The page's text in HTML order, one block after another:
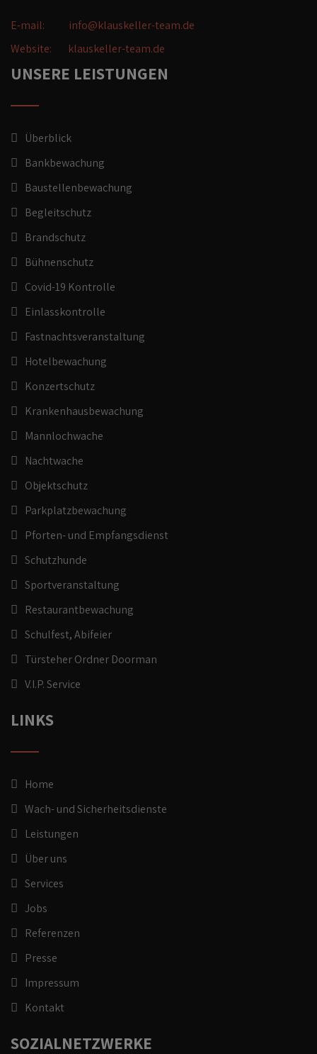
E-mail:
info@klauskeller-team.de
Website:
klauskeller-team.de
UNSERE LEISTUNGEN
Überblick
Bankbewachung
Baustellenbewachung
Begleitschutz
Brandschutz
Bühnenschutz
Covid-19 Kontrolle
Einlasskontrolle
Fastnachtsveranstaltung
Hotelbewachung
Konzertschutz
Krankenhausbewachung
Mannlochwache
Nachtwache
Objektschutz
Parkplatzbewachung
Pforten- und Empfangsdienst
Schutzhunde
Sportveranstaltung
Restaurantbewachung
Schulfest, Abifeier
Türsteher Ordner Doorman
V.I.P. Service
LINKS
Home
Wach- und Sicherheitsdienste
Leistungen
Über uns
Services
Jobs
Referenzen
Presse
Impressum
Kontakt
SOZIALNETZWERKE